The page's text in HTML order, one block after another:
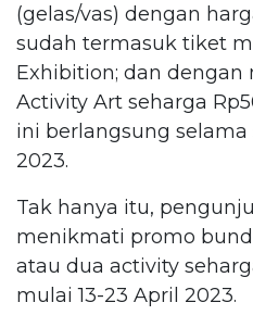
(gelas/vas) dengan
sudah termasuk tiket
Exhibition; dan
Activity Art seharga
ini berlangsung selama
2023.
Tak hanya itu,
menikmati promo
atau dua activity
mulai 13-23 April 2023.